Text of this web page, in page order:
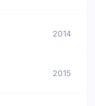
2014
2015